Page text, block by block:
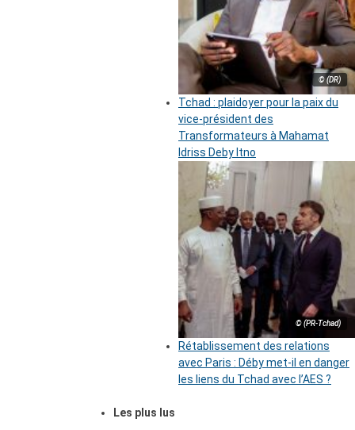
© (DR)
Tchad : plaidoyer pour la paix du
vice-président des
Transformateurs à Mahamat
Idriss Deby Itno
© (PR-Tchad)
Rétablissement des relations
avec Paris : Déby met-il en danger
les liens du Tchad avec l’AES ?
Les plus lus